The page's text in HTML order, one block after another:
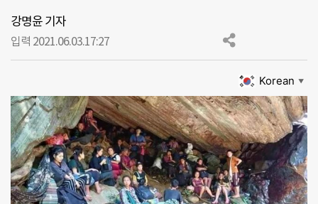
강명윤 기자
입력 2021.06.03.17:27
Korean ▼